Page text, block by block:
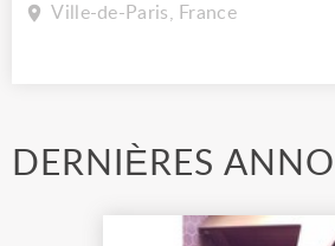
Ville-de-Paris, France
DERNIÈRES